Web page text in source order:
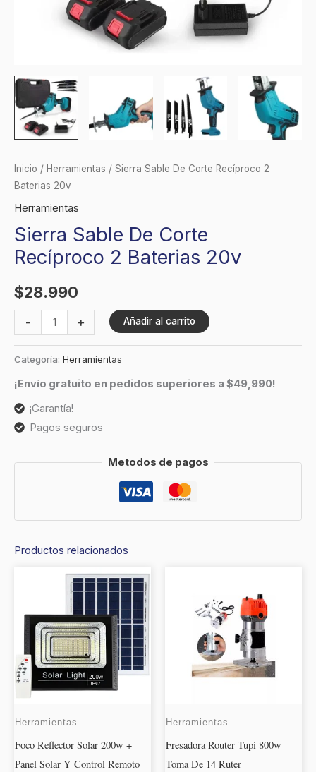
Inicio / Herramientas / Sierra Sable De Corte Recíproco 2
Baterias 20v
Herramientas
Sierra Sable De Corte
Recíproco 2 Baterias 20v
$28.990
- + Añadir al carrito
Categoría: Herramientas
¡Envío gratuito en pedidos superiores a $49,990!
¡Garantía!
Pagos seguros
Metodos de pagos
Productos relacionados
Herramientas
Foco Reflector Solar 200w +
Panel Solar Y Control Remoto
Herramientas
Fresadora Router Tupi 800w
Toma De 14 Ruter